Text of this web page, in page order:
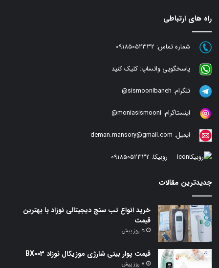
راه های ارتباطی
شماره تماس: 09185052332
پاسخگویی واتساپ: کلیک کنید
تلگرام: sismoonibaneh@
اینستاگرام: moniasismooni@
ایمیل: deman.mansory@gmail.com
روبیکا: 09185052332
جدیدترین مقالات
خرید انواع تب سنج دیجیتالی نوزاد با بهترین
قیمت
5 روز پیش
قیمت پوار بینی شارژی موزیکال نوزاد BX003
7 روز پیش